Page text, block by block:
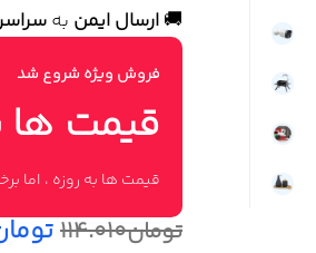
🚚ارسال ایمن به
فروش ویژه شروع شد
قیمت ها
قیمت ها به روزه ، اما
تومان۱۱۴.۰۱۰